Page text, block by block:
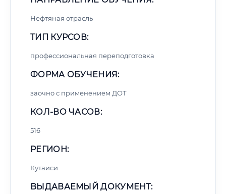
Нефтяная отрасль
ТИП КУРСОВ:
профессиональная переподготовка
ФОРМА ОБУЧЕНИЯ:
заочно с применением ДОТ
КОЛ-ВО ЧАСОВ:
516
РЕГИОН:
Кутаиси
ВЫДАВАЕМЫЙ ДОКУМЕНТ: